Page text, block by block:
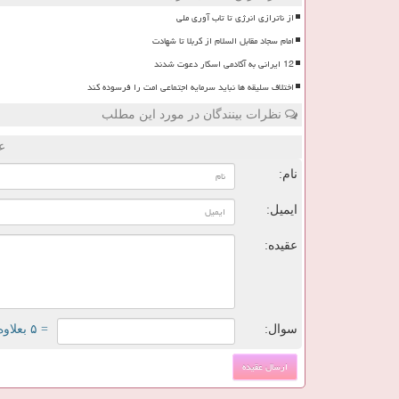
از ناترازی انرژی تا تاب آوری ملی
امام سجاد مقابل السلام از کربلا تا شهادت
12 ایرانی به آکادمی اسکار دعوت شدند
اختلاف سلیقه ها نباید سرمایه اجتماعی امت را فرسوده کند
نظرات بینندگان در مورد این مطلب
نام:
ایمیل:
عقیده:
سوال: = ۵ بعلاوه ۴